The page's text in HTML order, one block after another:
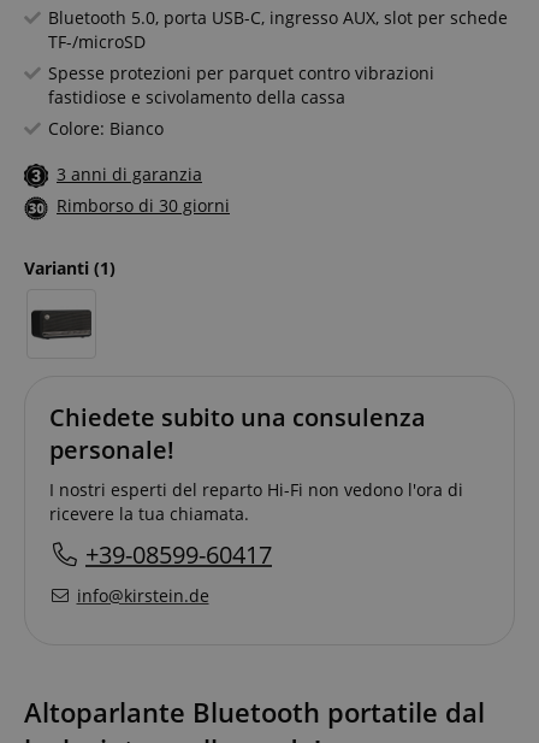
Bluetooth 5.0, porta USB-C, ingresso AUX, slot per schede
TF-/microSD
Spesse protezioni per parquet contro vibrazioni
fastidiose e scivolamento della cassa
Colore: Bianco
3 anni di garanzia
Rimborso di 30 giorni
Varianti (1)
Chiedete subito una consulenza
personale!
I nostri esperti del reparto Hi-Fi non vedono l'ora di
ricevere la tua chiamata.
+39-08599-60417
info@kirstein.de
Altoparlante Bluetooth portatile dal